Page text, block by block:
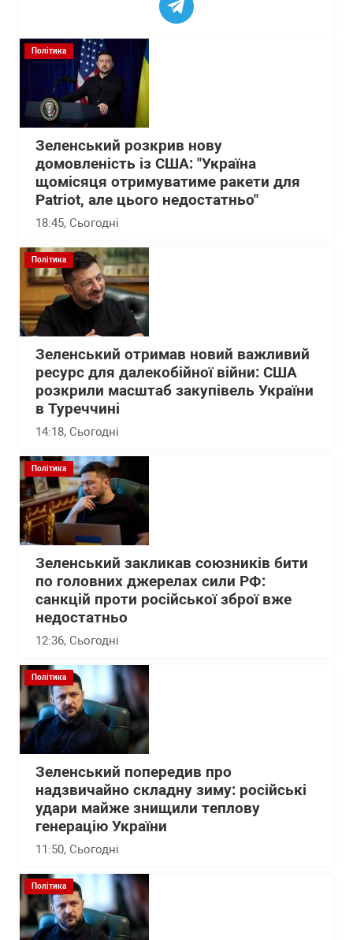
Політика
Зеленський розкрив нову
домовленість із США: "Україна
щомісяця отримуватиме ракети для
Patriot, але цього недостатньо"
18:45, Сьогодні
Політика
Зеленський отримав новий важливий
ресурс для далекобійної війни: США
розкрили масштаб закупівель України
в Туреччині
14:18, Сьогодні
Політика
Зеленський закликав союзників бити
по головних джерелах сили РФ:
санкцій проти російської зброї вже
недостатньо
12:36, Сьогодні
Політика
Зеленський попередив про
надзвичайно складну зиму: російські
удари майже знищили теплову
генерацію України
11:50, Сьогодні
Політика